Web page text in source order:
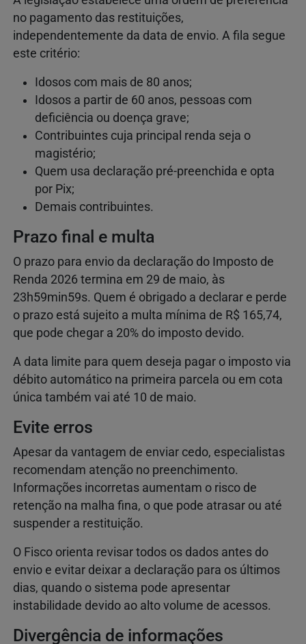
no pagamento das restituições,
independentemente da data de envio. A fila segue
este critério:
Idosos com mais de 80 anos;
Idosos a partir de 60 anos, pessoas com
deficiência ou doença grave;
Contribuintes cuja principal renda seja o
magistério;
Quem usa declaração pré-preenchida e opta
por Pix;
Demais contribuintes.
Prazo final e multa
O prazo para envio da declaração do Imposto de
Renda 2026 termina em 29 de maio, às
23h59min59s. Quem é obrigado a declarar e perde
o prazo está sujeito a multa mínima de R$ 165,74,
que pode chegar a 20% do imposto devido.
A data limite para quem deseja pagar o imposto via
débito automático na primeira parcela ou em cota
única também vai até 10 de maio.
Evite erros
Apesar da vantagem de enviar cedo, especialistas
recomendam atenção no preenchimento.
Informações incorretas aumentam o risco de
retenção na malha fina, o que pode atrasar ou até
suspender a restituição.
O Fisco orienta revisar todos os dados antes do
envio e evitar deixar a declaração para os últimos
dias, quando o sistema pode apresentar
instabilidade devido ao alto volume de acessos.
Divergência de informações